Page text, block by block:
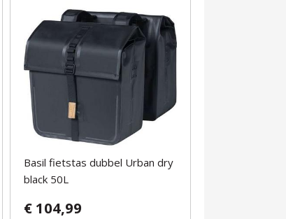
Basil fietstas dubbel Urban dry
black 50L
€ 104,99